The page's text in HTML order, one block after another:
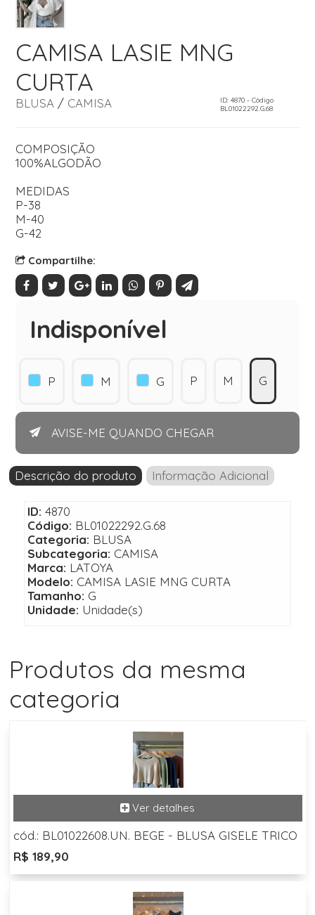
CAMISA LASIE MNG
CURTA
BLUSA/ CAMISA
ID: 4870 - Código
BL01022292.G.68
COMPOSIÇÃO
100%ALGODÃO
MEDIDAS
P-38
M-40
G-42
Compartilhe:
Indisponível
P M G P M G
AVISE-ME QUANDO CHEGAR
Descrição do produto Informação Adicional
ID: 4870
Código: BL01022292.G.68
Categoria: BLUSA
Subcategoria: CAMISA
Marca: LATOYA
Modelo: CAMISA LASIE MNG CURTA
Tamanho: G
Unidade: Unidade(s)
Produtos da mesma
categoria
cód.: BL01022608.UN. BEGE - BLUSA GISELE TRICO
R$ 189,90